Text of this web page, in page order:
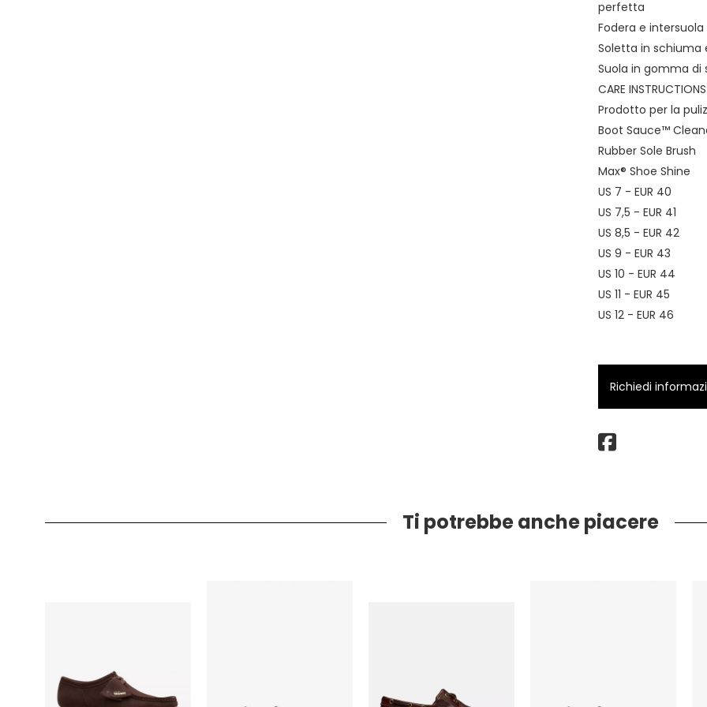
perfetta
Fodera e
Soletta in schiuma
Suola in gomma di
CARE
Prodotto per la
Boot Sauce™
Rubber Sole Brush
Max® Shoe Shine
US 7 - EUR 40
US 7,5 - EUR 41
US 8,5 - EUR 42
US 9 - EUR 43
US 10 - EUR 44
US 11 - EUR 45
US 12 - EUR 46
Richiedi
Ti potrebbe anche piacere